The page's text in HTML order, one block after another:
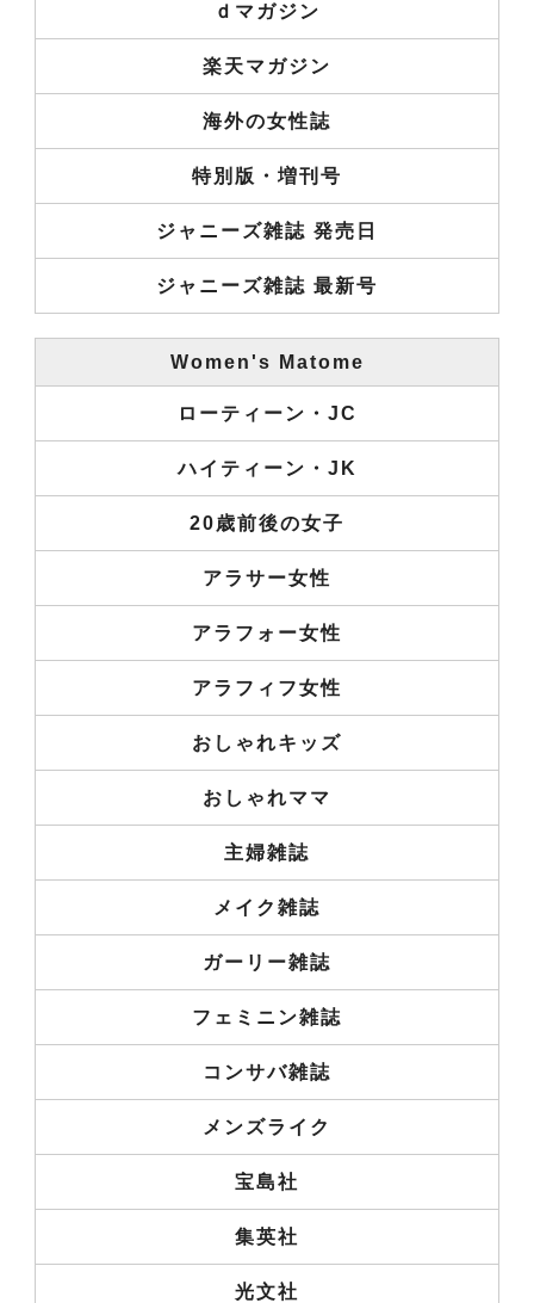
ｄマガジン
楽天マガジン
海外の女性誌
特別版・増刊号
ジャニーズ雑誌 発売日
ジャニーズ雑誌 最新号
Women's Matome
ローティーン・JC
ハイティーン・JK
20歳前後の女子
アラサー女性
アラフォー女性
アラフィフ女性
おしゃれキッズ
おしゃれママ
主婦雑誌
メイク雑誌
ガーリー雑誌
フェミニン雑誌
コンサバ雑誌
メンズライク
宝島社
集英社
光文社